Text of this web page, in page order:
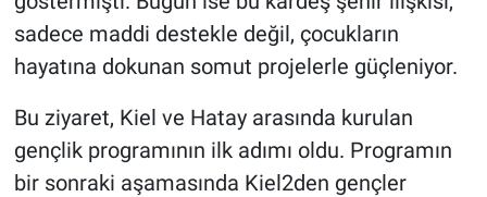
sadece maddi destekle değil, çocukların
hayatına dokunan somut projelerle güçleniyor.
Bu ziyaret, Kiel ve Hatay arasında kurulan
gençlik programının ilk adımı oldu. Programın
bir sonraki aşamasında Kiel2den gençler